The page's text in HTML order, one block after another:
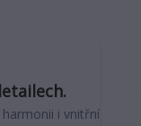
i vnitřní